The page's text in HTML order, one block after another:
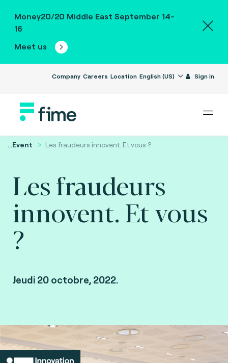
Money20/20 Middle East September 14-
16
Meet us
Company Careers Location English (US) Sign in
...Event Les fraudeurs innovent. Et vous ?
Les fraudeurs
innovent. Et vous
?
Jeudi 20 octobre, 2022.
Innovation Café 👉 Regardez le replay.